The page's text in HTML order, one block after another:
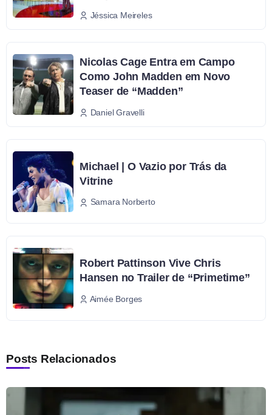
Jéssica Meireles
Nicolas Cage Entra em Campo
Como John Madden em Novo
Teaser de “Madden”
Daniel Gravelli
Michael | O Vazio por Trás da
Vitrine
Samara Norberto
Robert Pattinson Vive Chris
Hansen no Trailer de “Primetime”
Aimée Borges
Posts Relacionados